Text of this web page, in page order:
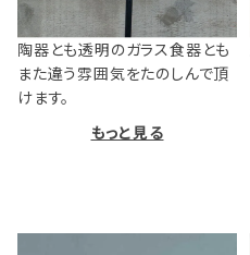
陶器とも透明のガラス食器とも
また違う雰囲気をたのしんで頂
けます。
もっと見る